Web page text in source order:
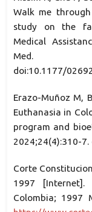
Walk me
study on the
Medical
Med.
doi:10.1177/
Erazo-Muñoz M,
Euthanasia in
program and
2024;24(4):310-
Corte
1997 [Internet].
Colombia; 1997